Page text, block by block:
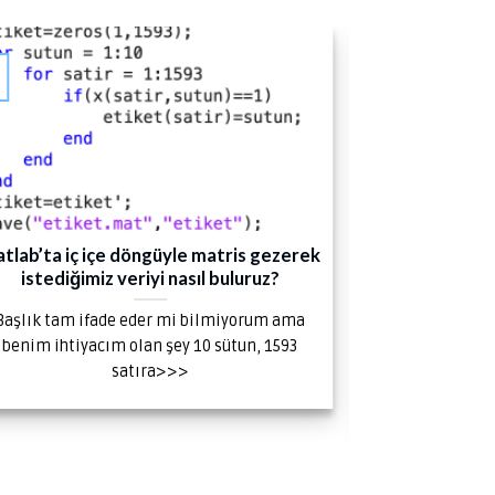
iç içe döngüyle matris gezerek
istediğimiz veriyi nasıl buluruz?
tam ifade eder mi bilmiyorum ama
benim ihtiyacım olan şey 10 sütun, 1593
satıra>>>